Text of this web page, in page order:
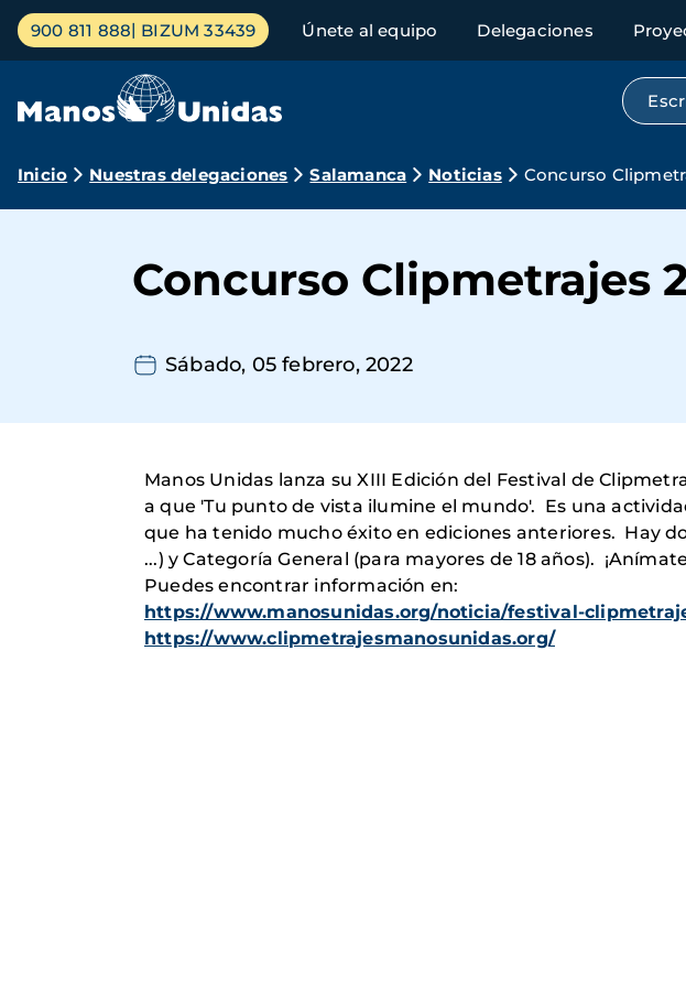
Pasar
contenido
Menú
principal
900 811 888 BIZUM 33439 Únete al equipo Delegaciones
Ruta
navegación
Inicio Nuestras delegaciones Salamanca Noticias Concurso
Concurso Clipmetrajes
Sábado, 05 febrero, 2022
Manos Unidas lanza su XIII Edición del Festival de
a que 'Tu punto de vista ilumine el mundo'. Es una
que ha tenido mucho éxito en ediciones anteriores. Hay
...) y Categoría General (para mayores de 18 años).
Puedes encontrar información en:
https://www.manosunidas.org/noticia/festival-
https://www.clipmetrajesmanosunidas.org/